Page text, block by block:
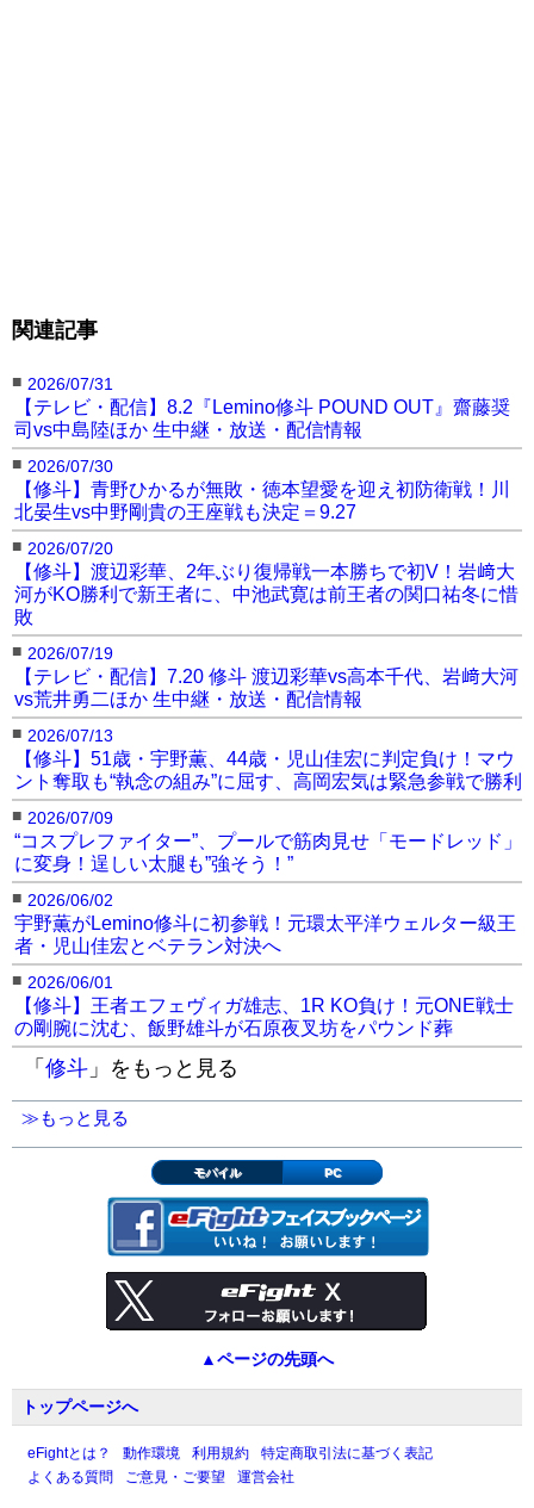
関連記事
■ 2026/07/31
【テレビ・配信】8.2『Lemino修斗 POUND OUT』齋藤奨
司vs中島陸ほか 生中継・放送・配信情報
■ 2026/07/30
【修斗】青野ひかるが無敗・徳本望愛を迎え初防衛戦！川
北晏生vs中野剛貴の王座戦も決定＝9.27
■ 2026/07/20
【修斗】渡辺彩華、2年ぶり復帰戦一本勝ちで初V！岩﨑大
河がKO勝利で新王者に、中池武寛は前王者の関口祐冬に惜
敗
■ 2026/07/19
【テレビ・配信】7.20 修斗 渡辺彩華vs高本千代、岩﨑大河
vs荒井勇二ほか 生中継・放送・配信情報
■ 2026/07/13
【修斗】51歳・宇野薫、44歳・児山佳宏に判定負け！マウ
ント奪取も“執念の組み”に屈す、高岡宏気は緊急参戦で勝利
■ 2026/07/09
“コスプレファイター”、プールで筋肉見せ「モードレッド」
に変身！逞しい太腿も”強そう！”
■ 2026/06/02
宇野薫がLemino修斗に初参戦！元環太平洋ウェルター級王
者・児山佳宏とベテラン対決へ
■ 2026/06/01
【修斗】王者エフェヴィガ雄志、1R KO負け！元ONE戦士
の剛腕に沈む、飯野雄斗が石原夜叉坊をパウンド葬
「 修斗 」をもっと見る
≫もっと見る
モバイル PC
▲ページの先頭へ
トップページへ
eFightとは？ 動作環境 利用規約
特定商取引法に基づく表記
よくある質問
ご意見・ご要望 運営会社